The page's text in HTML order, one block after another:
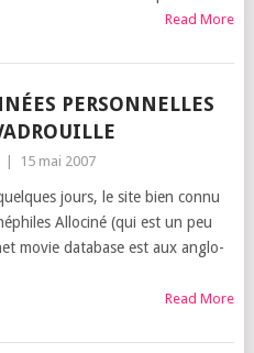
Read More
PERSONNELLES
15 mai 2007
jours, le site bien connu
Allo­ci­né (qui est un peu
movie data­base est aux anglo­
Read More